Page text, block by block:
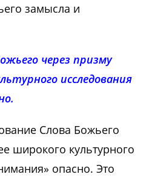
замысла и
через призму
исследования
Слова Божьего
широкого культурного
опасно. Это